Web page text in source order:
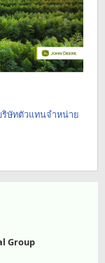
ษัทตัวแทนจำหน่าย
Group